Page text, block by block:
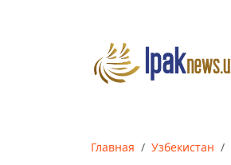
Главная Узбекистан